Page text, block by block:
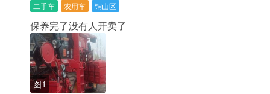
二手车 农用车 铜山区
保养完了没有人开卖了​‌‌
图1